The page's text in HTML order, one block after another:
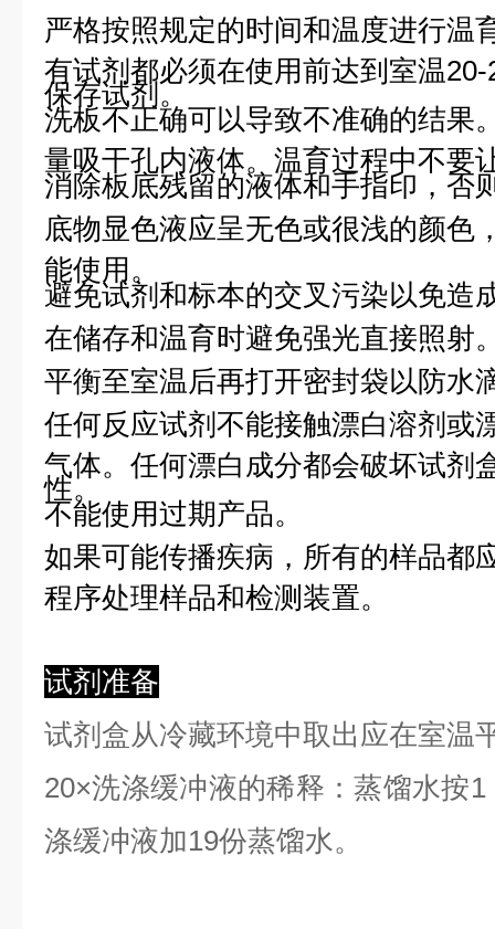
严格按照规定的时间和温度进行温
有试剂都必须在使用前达到室温
保存试剂。
洗板不正确可以导致不准确的结果
量吸干孔内液体。温育过程中不要
消除板底残留的液体和手指印，否
底物显色液应呈无色或很浅的颜色
能使用。
避免试剂和标本的交叉污染以免造
在储存和温育时避免强光直接照射
平衡至室温后再打开密封袋以防水
任何反应试剂不能接触漂白溶剂或
气体。任何漂白成分都会破坏试剂
性。
不能使用过期产品。
如果可能传播疾病，所有的样品都
程序处理样品和检测装置。
试剂准备
试剂盒从冷藏环境中取出应在室温
20×洗涤缓冲液的稀释：蒸馏水按
涤缓冲液加19份蒸馏水。